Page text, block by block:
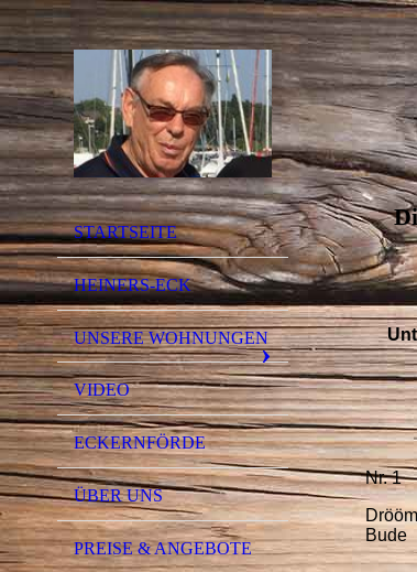
STARTSEITE
HEINERS-ECK
UNSERE WOHNUNGEN
VIDEO
ECKERNFÖRDE
ÜBER UNS
PREISE & ANGEBOTE
Nr. 1
Bude